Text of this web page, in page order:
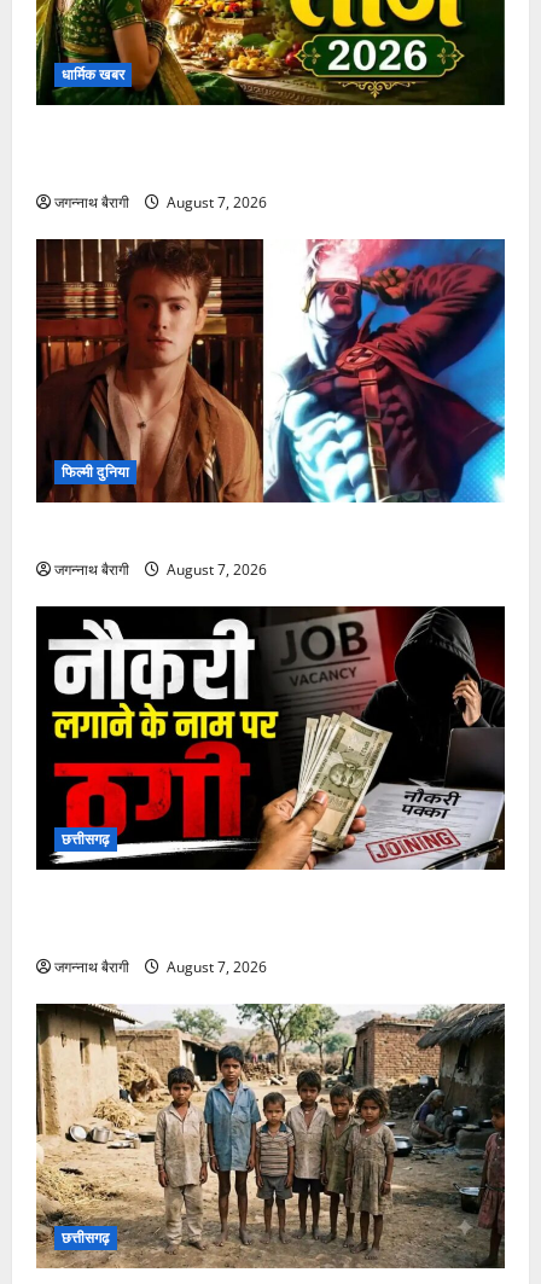
धार्मिक खबर
जगन्नाथ बैरागी August 7, 2026
फिल्मी दुनिया
जगन्नाथ बैरागी August 7, 2026
छत्तीसगढ़
जगन्नाथ बैरागी August 7, 2026
छत्तीसगढ़